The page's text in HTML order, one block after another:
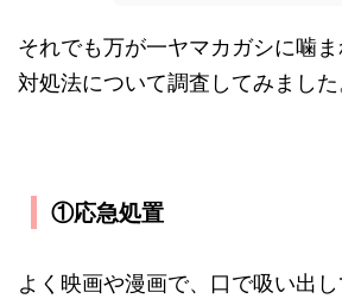
それでも万が一ヤマカガシに噛
対処法について調査してみました
①応急処置
よく映画や漫画で、口で吸い出